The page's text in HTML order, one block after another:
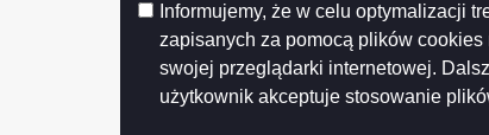
Informujemy, że w celu optymalizacji
zapisanych za pomocą plików
swojej przeglądarki internetowej.
użytkownik akceptuje stosowanie